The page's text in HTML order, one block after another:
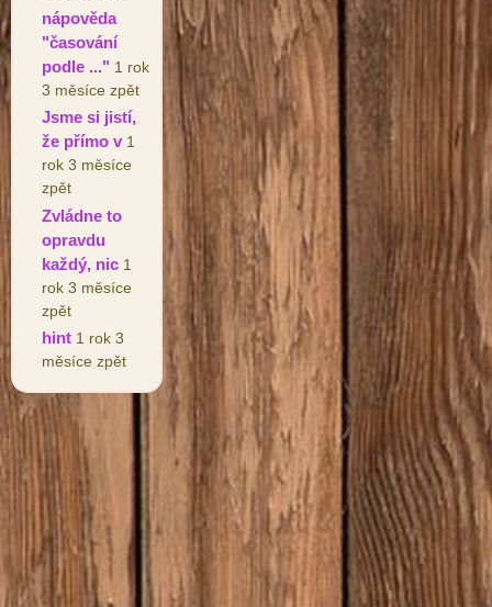
nápověda
"časování
podle ..." 1 rok
3 měsíce zpět
Jsme si jistí,
že přímo v 1
rok 3 měsíce
zpět
Zvládne to
opravdu
každý, nic 1
rok 3 měsíce
zpět
hint 1 rok 3
měsíce zpět